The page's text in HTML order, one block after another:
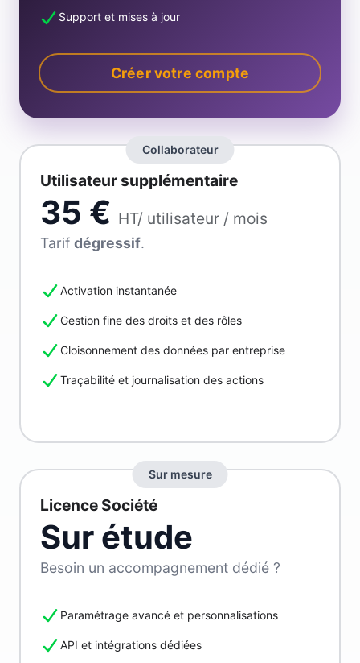
Support et mises à jour
Créer votre compte
Collaborateur
Utilisateur supplémentaire
35 € HT/ utilisateur / mois
Tarif dégressif.
Activation instantanée
Gestion fine des droits et des rôles
Cloisonnement des données par entreprise
Traçabilité et journalisation des actions
Sur mesure
Licence Société
Sur étude
Besoin un accompagnement dédié ?
Paramétrage avancé et personnalisations
API et intégrations dédiées